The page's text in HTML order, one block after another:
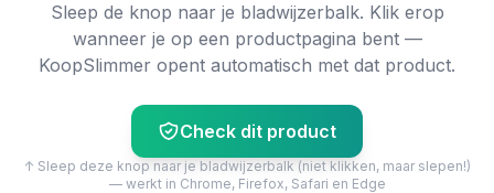
Sleep de knop naar je bladwijzerbalk. Klik erop
wanneer je op een productpagina bent —
KoopSlimmer opent automatisch met dat product.
Check dit product
↑ Sleep deze knop naar je bladwijzerbalk (niet klikken, maar slepen!)
— werkt in Chrome, Firefox, Safari en Edge